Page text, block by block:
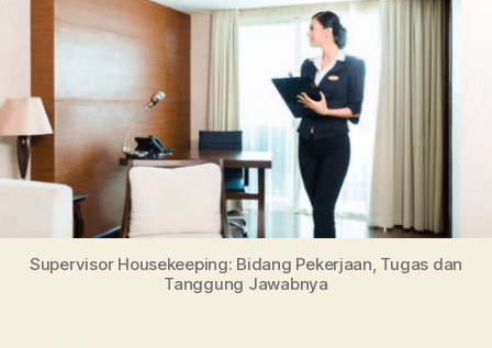
Tugas
dan
Tanggung
Jawabnya
Supervisor Housekeeping: Bidang Pekerjaan, Tugas dan
Tanggung Jawabnya